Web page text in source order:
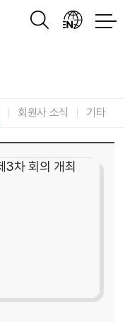
회원사 소식 기타